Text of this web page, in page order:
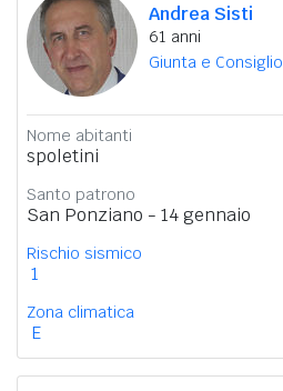
Andrea Sisti
61 anni
Giunta e Consiglio
Nome abitanti
spoletini
Santo patrono
San Ponziano - 14 gennaio
Rischio sismico
1
Zona climatica
E